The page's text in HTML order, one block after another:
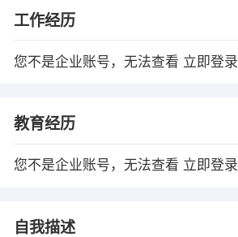
工作经历
您不是企业账号，无法查看 立即登录
教育经历
您不是企业账号，无法查看 立即登录
自我描述